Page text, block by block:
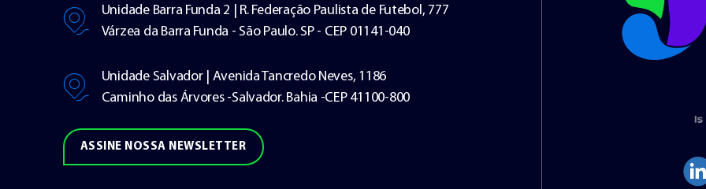
Unidade Barra Funda 2 | R. Federação Paulista de Futebol, 777
Várzea da Barra Funda - São Paulo. SP - CEP 01141-040
Unidade Salvador | Avenida Tancredo Neves, 1186
Caminho das Árvores -Salvador. Bahia -CEP 41100-800
ASSINE NOSSA NEWSLETTER